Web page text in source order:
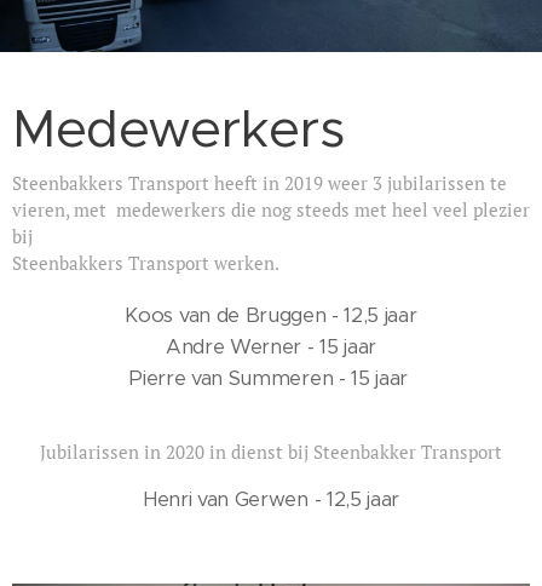
Medewerkers
Steenbakkers Transport heeft in 2019 weer 3 jubilarissen te
vieren, met medewerkers die nog steeds met heel veel plezier
bij
Steenbakkers Transport werken.
Koos van de Bruggen - 12,5 jaar
Andre Werner - 15 jaar
Pierre van Summeren - 15 jaar
Jubilarissen in 2020 in dienst bij Steenbakker Transport
Henri van Gerwen - 12,5 jaar